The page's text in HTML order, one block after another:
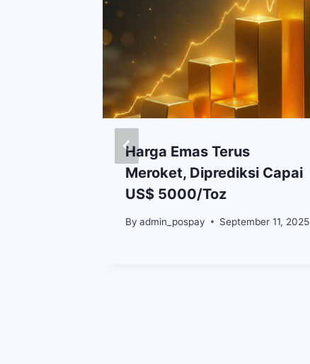
Harga Emas Terus
Meroket, Diprediksi Capai
US$ 5000/Toz
By admin_pospay September 11, 2025